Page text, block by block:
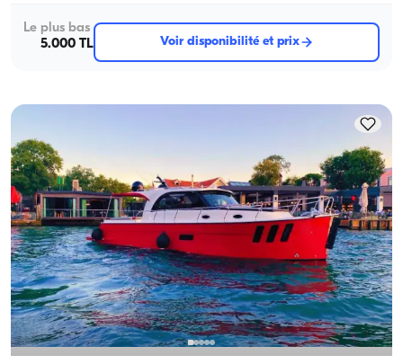
Le plus bas
5.000 TL
Voir disponibilité et prix